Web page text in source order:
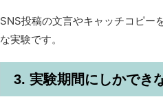
SNS投稿の文言やキャッチコピー
な実験です。
3. 実験期間にしかでき